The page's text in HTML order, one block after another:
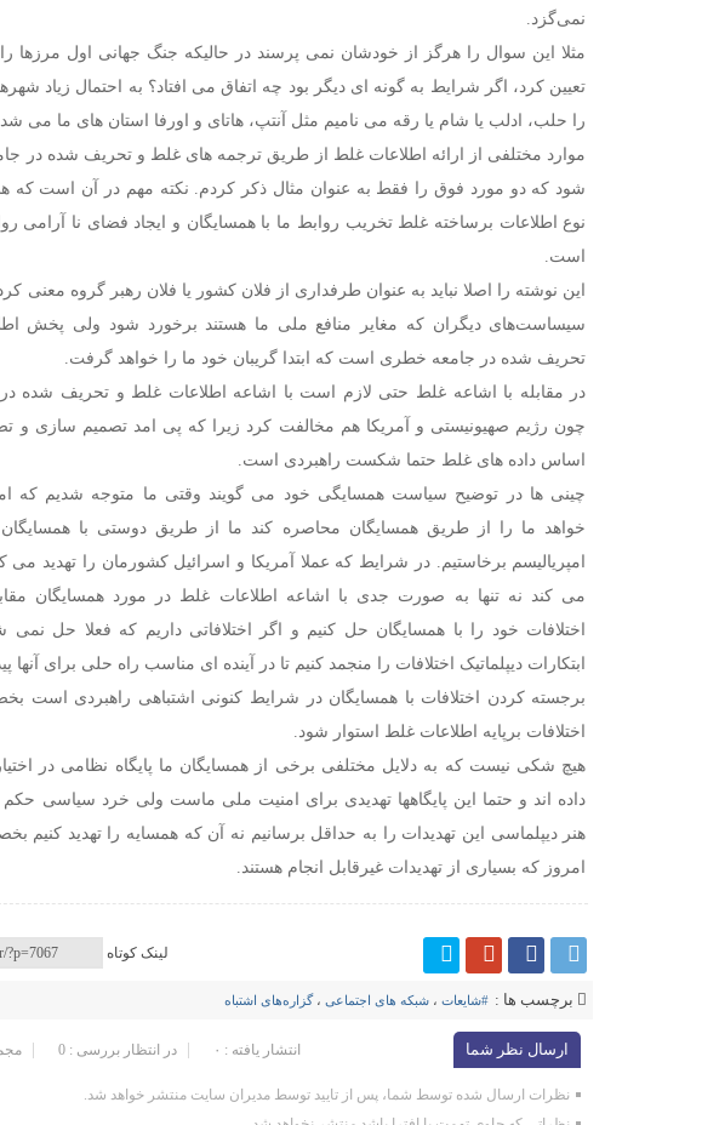
نمی‌گزد.
مثلا این سوال را هرگز از خودشان نمی پرسند در حالیکه جنگ جهانی اول مرزها
تعیین کرد، اگر شرایط به گونه ای دیگر بود چه اتفاق می افتاد؟ به احتمال زیاد
را حلب، ادلب یا شام یا رقه می نامیم مثل آنتپ، هاتای و اورفا استان های ما می شد.
موارد مختلفی از ارائه اطلاعات غلط از طریق ترجمه های غلط و تحریف شده در
شود که دو مورد فوق را فقط به عنوان مثال ذکر کردم. نکته مهم در آن است که
نوع اطلاعات برساخته غلط تخریب روابط ما با همسایگان و ایجاد فضای نا آرامی
است.
این نوشته را اصلا نباید به عنوان طرفداری از فلان کشور یا فلان رهبر گروه معنی کرد
سیساست‌های دیگران که مغایر منافع ملی ما هستند برخورد شود ولی پخش
تحریف شده در جامعه خطری است که ابتدا گریبان خود ما را خواهد گرفت.
در مقابله با اشاعه غلط حتی لازم است با اشاعه اطلاعات غلط و تحریف شده
چون رژیم صهیونیستی و آمریکا هم مخالفت کرد زیرا که پی امد تصمیم سازی و
اساس داده های غلط حتما شکست راهبردی است.
چینی ها در توضیح سیاست همسایگی خود می گویند وقتی ما متوجه شدیم که
خواهد ما را از طریق همسایگان محاصره کند ما از طریق دوستی با همسایگان
امپریالیسم برخاستیم. در شرایط که عملا آمریکا و اسرائیل کشورمان را تهدید می
می کند نه تنها به صورت جدی با اشاعه اطلاعات غلط در مورد همسایگان
اختلافات خود را با همسایگان حل کنیم و اگر اختلافاتی داریم که فعلا حل نمی
ابتکارات دیپلماتیک اختلافات را منجمد کنیم تا در آینده ای مناسب راه حلی برای آنها
برجسته کردن اختلافات با همسایگان در شرایط کنونی اشتباهی راهبردی است
اختلافات برپایه اطلاعات غلط استوار شود.
هیچ شکی نیست که به دلایل مختلفی برخی از همسایگان ما پایگاه نظامی در اختیار
داده اند و حتما این پایگاهها تهدیدی برای امنیت ملی ماست ولی خرد سیاسی
هنر دیپلماسی این تهدیدات را به حداقل برسانیم نه آن که همسایه را تهدید کنیم
امروز که بسیاری از تهدیدات غیرقابل انجام هستند.
لینک کوتاه
برچسب ها : #شایعات ، شبکه های اجتماعی ،گزاره‌های اشتباه
ارسال نظر شما در انتظار بررسی : 0 انتشار یافته : ۰
نظرات ارسال شده توسط شما، پس از تایید توسط مدیران سایت منتشر خواهد شد.